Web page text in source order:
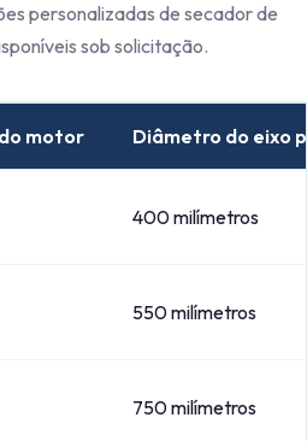
personalizadas de secador de
sob solicitação.
motor Diâmetro do eixo
400 milímetros
550 milímetros
750 milímetros